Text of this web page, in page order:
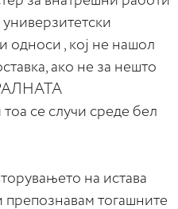
односи , кој не нашол
ако не за нешто
се случи среде бел
на истава
препознавам тогашните